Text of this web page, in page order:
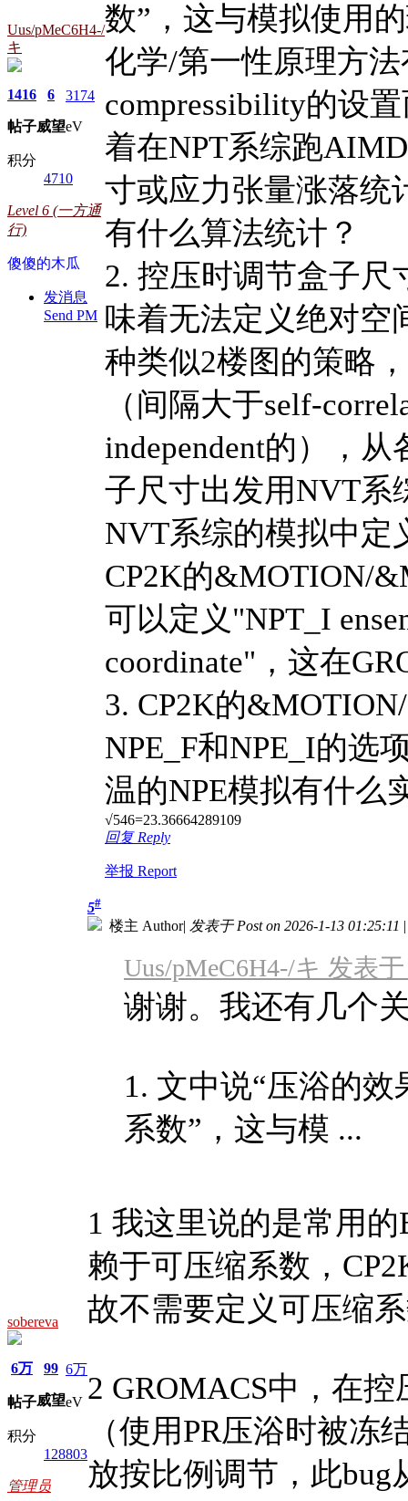
Uus/pMeC6H4-/
キ
1416
帖子
6
威望
3174
eV
积分
4710
Level 6 (一方通
行)
傻傻的木瓜
发消息
Send PM
数”，这与模拟使用
化学/第一性原理方
compressibility的设
着在NPT系综跑
寸或应力张量涨落统
有什么算法统计？
2. 控压时调节盒子
味着无法定义绝对空
种类似2楼图的策略
（间隔大于self-
independent的），
子尺寸出发用NVT系
NVT系综的模拟中定
CP2K的&MOTION/
可以定义"NPT_I
coordinate"，这在
3. CP2K的
NPE_F和NPE_I的选
温的NPE模拟有什么
√546=23.36664289109
回复 Reply
举报 Report
sobereva
6万
帖子
99
威望
6万
eV
积分
128803
管理员
5#
楼主 Author| 发表于 Post on 2026-1-13 01:25:11 |
Uus/pMeC6H4-/キ 发表于
谢谢。我还有几个
1. 文中说“压浴的
系数”，这与模 ...
1 我这里说的是常用的
赖于可压缩系数，
故不需要定义可压缩
2 GROMACS中，在
（使用PR压浴时被
放按比例调节，此bug